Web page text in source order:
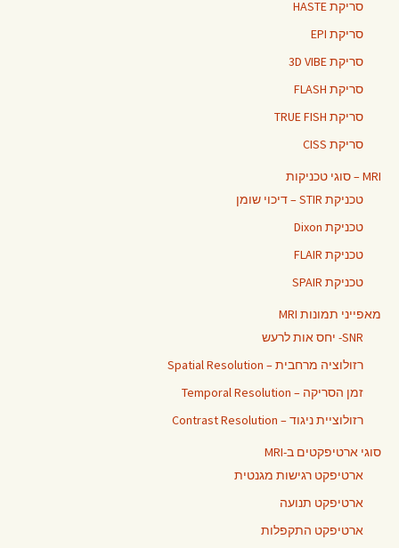
סריקת HASTE
סריקת EPI
סריקת 3D VIBE
סריקת FLASH
סריקת TRUE FISH
סריקת CISS
MRI – סוגי טכניקות
טכניקת STIR – דיכוי שומן
טכניקת Dixon
טכניקת FLAIR
טכניקת SPAIR
מאפייני תמונות MRI
SNR- יחס אות לרעש
רזולוציה מרחבית – Spatial Resolution
זמן הסריקה – Temporal Resolution
רזולוציית ניגוד – Contrast Resolution
סוגי ארטיפקטים ב-MRI
ארטיפקט רגישות מגנטית
ארטיפקט תנועה
ארטיפקט התקפלות